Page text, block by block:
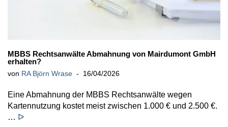
MBBS Rechtsanwälte Abmahnung von Mairdumont GmbH
erhalten?
von RA Björn Wrase 16/04/2026
Eine Abmahnung der MBBS Rechtsanwälte wegen
Kartennutzung kostet meist zwischen 1.000 € und 2.500 €.
… ᐅ